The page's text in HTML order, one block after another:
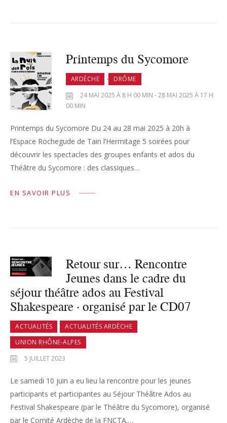
Printemps du Sycomore
ARDÈCHE ,
DRÔME
24 MAI 2025 À 8 H 00 MIN - 28 MAI 2025 À 17 H
00 MIN
Printemps du Sycomore Du 24 au 28 mai 2025 à 20h à
l’Espace Rochegude de Tain l’Hermitage 5 soirées pour
découvrir les spectacles des groupes enfants et ados du
Théâtre du Sycomore : des classiques…
EN SAVOIR PLUS
Retour sur… Rencontre
Jeunes dans le cadre du
séjour théâtre ados au Festival
Shakespeare · organisé par le CD07
ACTUALITÉS
ACTUALITÉS ARDÈCHE
UNION RHÔNE-ALPES
5 JUILLET 2023
Le samedi 10 juin a eu lieu la rencontre pour les jeunes
participants et participantes au Séjour Théâtre Ados au
Festival Shakespeare (par le Théâtre du Sycomore), organisé
par le Comité Ardèche de la FNCTA.…